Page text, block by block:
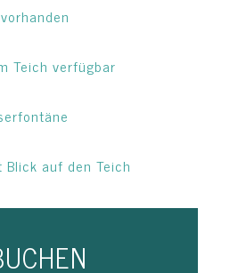
Teich verfügbar
auf den Teich